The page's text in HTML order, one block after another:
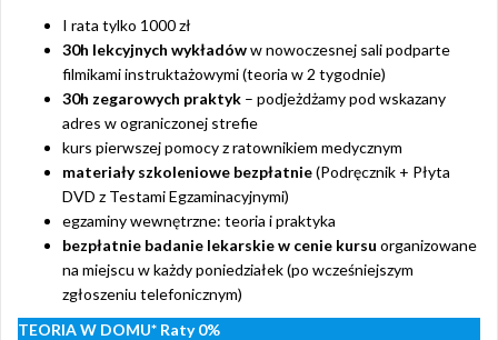
I rata tylko 1000 zł
30h lekcyjnych wykładóww nowoczesnej sali podparte
filmikami instruktażowymi (teoria w 2 tygodnie)
30h zegarowych praktyk – podjeżdżamy pod wskazany
adres w ograniczonej strefie
kurs pierwszej pomocy z ratownikiem medycznym
materiały szkoleniowe bezpłatnie(Podręcznik + Płyta
DVD z Testami Egzaminacyjnymi)
egzaminy wewnętrzne: teoria i praktyka
bezpłatnie badanie lekarskie w cenie kursu organizowane
na miejscu w każdy poniedziałek (po wcześniejszym
zgłoszeniu telefonicznym)
TEORIA W DOMU* Raty 0%